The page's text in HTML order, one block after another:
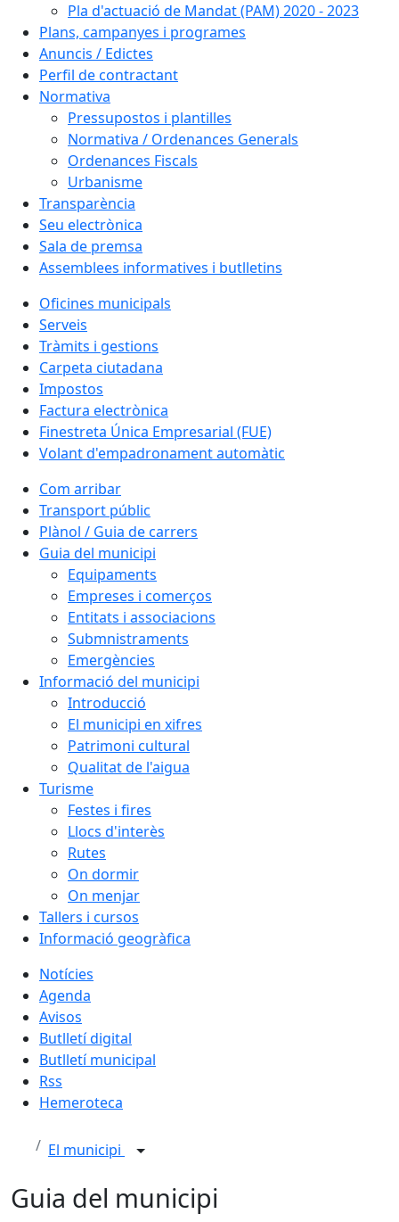
Pla d'actuació de Mandat (PAM) 2020 - 2023
Plans, campanyes i programes
Anuncis / Edictes
Perfil de contractant
Normativa
Pressupostos i plantilles
Normativa / Ordenances Generals
Ordenances Fiscals
Urbanisme
Transparència
Seu electrònica
Sala de premsa
Assemblees informatives i butlletins
Oficines municipals
Serveis
Tràmits i gestions
Carpeta ciutadana
Impostos
Factura electrònica
Finestreta Única Empresarial (FUE)
Volant d'empadronament automàtic
Com arribar
Transport públic
Plànol / Guia de carrers
Guia del municipi
Equipaments
Empreses i comerços
Entitats i associacions
Submnistraments
Emergències
Informació del municipi
Introducció
El municipi en xifres
Patrimoni cultural
Qualitat de l'aigua
Turisme
Festes i fires
Llocs d'interès
Rutes
On dormir
On menjar
Tallers i cursos
Informació geogràfica
Notícies
Agenda
Avisos
Butlletí digital
Butlletí municipal
Rss
Hemeroteca
El municipi
Guia del municipi